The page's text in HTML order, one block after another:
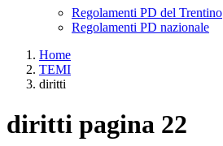
Regolamenti PD del Trentino
Regolamenti PD nazionale
Home
TEMI
diritti
diritti pagina 22